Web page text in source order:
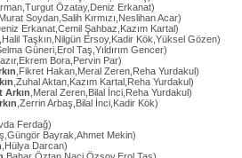
Özatay,Deniz Erkanat)
,Murat Soydan,Salih Kırmızı,Neslihan Acar)
Erkanat,Cemil Şahbaz,Kazım Kartal)
,Halil Taşkın,Nilgün Ersoy,Kadir Kök,Yüksel Gözen)
Güneri,Erol Taş,Yıldırım Gencer)
Bora,Pervin Par)
,Fikret Hakan,Meral Zeren,Reha Yurdakul)
,Zuhal Aktan,Kazım Kartal,Reha Yurdakul)
Arkın ,Meral Zeren,Bilal İnci,Reha Yurdakul)
,Zerrin Arbaş,Bilal İnci,Kadir Kök)
Ferdağ)
Bayrak,Ahmet Mekin)
,Hülya Darcan)